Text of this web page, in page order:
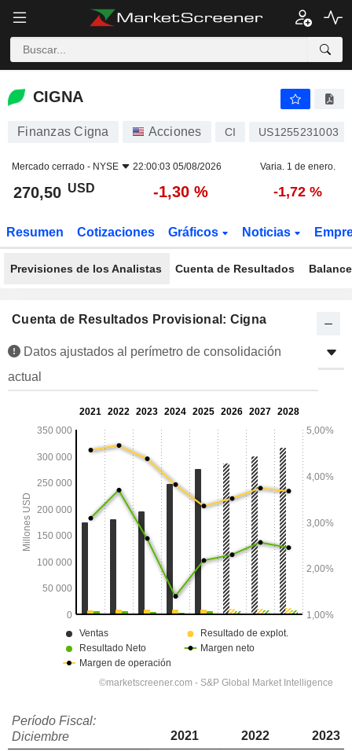
CIGNA
CIGNA
Finanzas Cigna Acciones CI US1255231003
Mercado cerrado - NYSE 22:00:03 05/08/2026 Varia. 1 de enero.
270,50 USD -1,30 % -1,72 %
Resumen Cotizaciones Gráficos Noticias
Previsiones de los Analistas Cuenta de Resultados Balance
Cuenta de Resultados Provisional: Cigna
Datos ajustados al perímetro de consolidación
actual
Período Fiscal:
Diciembre
2021 2022
2023